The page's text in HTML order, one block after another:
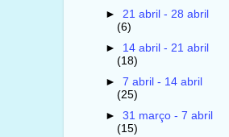
► 21 abril - 28 abril
(6)
► 14 abril - 21 abril
(18)
► 7 abril - 14 abril
(25)
► 31 março - 7 abril
(15)